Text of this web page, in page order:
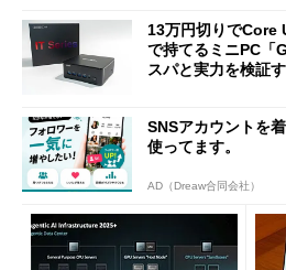
13万円切りで
で持てるミニPC「
スパと実力を検証
SNSアカウントを
使ってます。
AD（Dreaw合同会社）